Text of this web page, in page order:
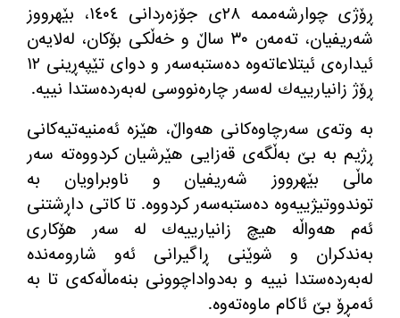
ڕۆژی چوارشەممە ٢٨ی جۆزەردانی ١٤٠٤، بێهرووز
شەریفیان، تەمەن ٣٠ ساڵ و خەڵكی بۆكان، لەلایەن
ئیدارەی ئیتلاعاته‌وه‌ دەستبەسەر و دوای تێپەڕینی ١٢
ڕۆژ زانیارییەك لەسەر چارەنووسی لەبەردەستدا نییە.
به‌ وته‌ی سه‌رچاوه‌كانی هه‌واڵ، هێزه‌ ئه‌منیه‌تیه‌كانی
ڕژیم به‌ بێ به‌ڵگه‌ی قه‌زایی هێرشیان كردووه‌ته‌ سه‌ر
ماڵی بێهرووز شه‌ریفیان و ناوبراویان به‌
توندووتیژییه‌وه‌ ده‌ستبه‌سه‌ر كردووه‌. تا كاتی داڕشتنی
ئه‌م هه‌واڵه‌ هیچ زانیارییه‌ك له‌ سه‌ر هۆكاری
به‌ندكران و شوێنی ڕاگیرانی ئه‌و شارومه‌نده‌
له‌به‌رده‌ستدا نییه‌ و به‌دواداچوونی بنه‌ماڵه‌كه‌ی تا به‌
ئه‌مڕۆ بێ ئاكام ماوه‌ته‌وه‌.